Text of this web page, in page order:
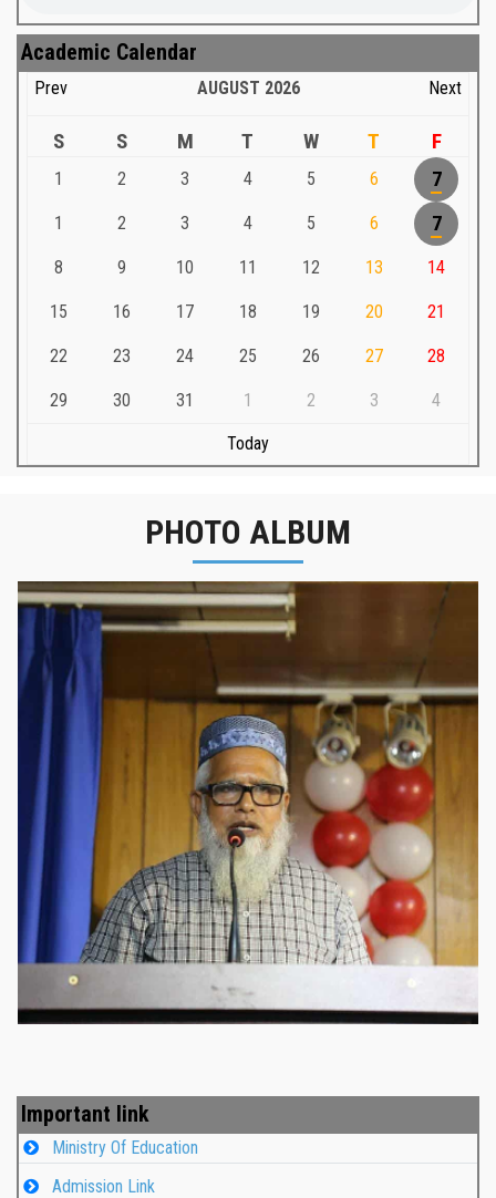
Academic Calendar
Prev AUGUST 2026 Next
S S M T W T F
1 2 3 4 5 6 7
1 2 3 4 5 6 7
8 9 10 11 12 13 14
15 16 17 18 19 20 21
22 23 24 25 26 27 28
29 30 31 1 2 3 4
Today
PHOTO ALBUM
নবীনবরণ - ২০২৫
Important link
Ministry Of Education
Admission Link